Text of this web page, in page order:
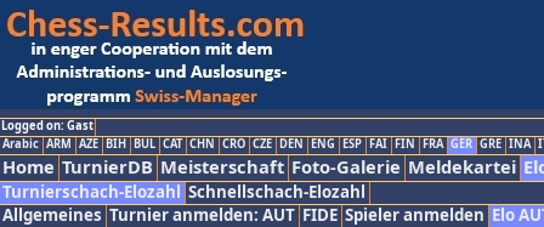
Logged on: Gast
Arabic ARM AZE BIH BUL CAT CHN CRO CZE DEN ENG ESP FAI FIN FRA GER GRE INA
Home TurnierDB Meisterschaft Foto-Galerie Meldekartei
Turnierschach-Elozahl Schnellschach-Elozahl
Allgemeines Turnier anmelden: AUT FIDE Spieler anmelden Elo